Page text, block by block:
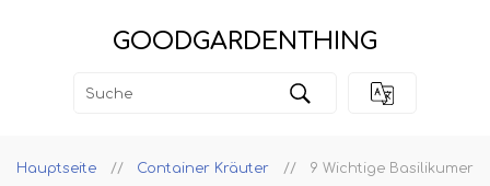
GOODGARDENTHING
Hauptseite Container Kräuter 9 Wichtige